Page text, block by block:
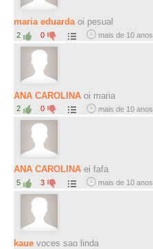
maria eduarda oi pesual
2 0 mais de 10 anos
ANA CAROLINA oi maria
2 0 mais de 10 anos
ANA CAROLINA ei fafa
5 3 mais de 10 anos
kaue voces sao linda